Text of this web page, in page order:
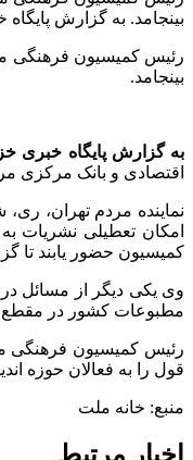
بینجامد. به گزارش
رئیس کمیسیون فرهنگی
بینجامد.
به گزارش پایگاه خبری
اقتصادی و بانک مرکزی
نماینده مردم تهران،
امکان تعطیلی نشریات
کمیسیون حضور یابند تا
وی یکی دیگر از مسائل
مطبوعات کشور در مقطع
رئیس کمیسیون فرهنگی
قول را به فعالان حوزه
منبع: خانه ملت
اخبار مرتبط